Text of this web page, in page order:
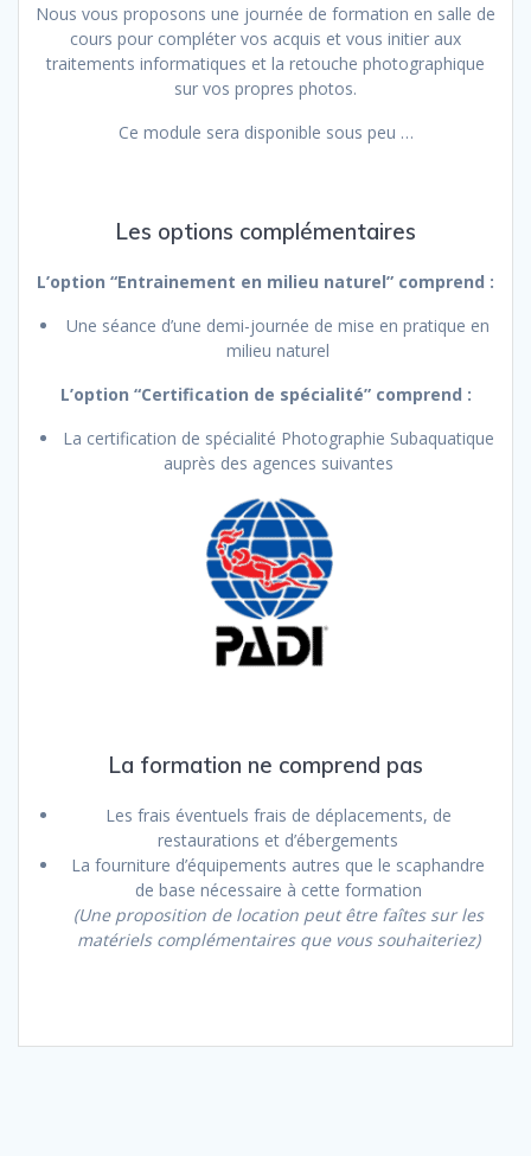
Nous vous proposons une journée de formation en salle de
cours pour compléter vos acquis et vous initier aux
traitements informatiques et la retouche photographique
sur vos propres photos.
Ce module sera disponible sous peu …
Les options complémentaires
L’option “Entrainement en milieu naturel” comprend :
Une séance d’une demi-journée de mise en pratique en
milieu naturel
L’option “Certification de spécialité” comprend :
La certification de spécialité Photographie Subaquatique
auprès des agences suivantes
La formation ne comprend pas
Les frais éventuels frais de déplacements, de
restaurations et d’ébergements
La fourniture d’équipements autres que le scaphandre
de base nécessaire à cette formation
(Une proposition de location peut être faîtes sur les
matériels complémentaires que vous souhaiteriez)